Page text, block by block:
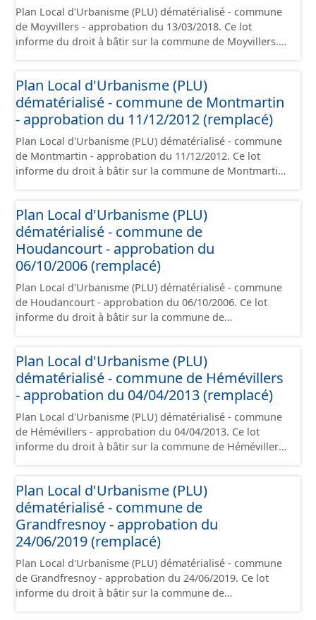
Plan Local d'Urbanisme (PLU) dématérialisé - commune
de Moyvillers - approbation du 13/03/2018. Ce lot
informe du droit à bâtir sur la commune de Moyvillers.
administratives, le rapport de présentation, le PADD, le
règlement (à l'exception des plans de zonages), les
annexes, les orientations d'aménagement et les données
géographiques. Malgré l'attention portée à la création
de ces données, il est rappelé que seuls les documents
papier font foi et sont opposables d'un point de vue
juridique.
Plan Local d'Urbanisme (PLU)
dématérialisé - commune de Montmartin
- approbation du 11/12/2012 (remplacé)
Plan Local d'Urbanisme (PLU) dématérialisé - commune
de Montmartin - approbation du 11/12/2012. Ce lot
informe du droit à bâtir sur la commune de Montmartin.
administratives, le rapport de présentation, le PADD, le
règlement (à l'exception des plans de zonages), les
annexes, les orientations d'aménagement et les données
géographiques. Malgré l'attention portée à la création
de ces données, il est rappelé que seuls les documents
papier font foi et sont opposables d'un point de vue
juridique.
Plan Local d'Urbanisme (PLU)
dématérialisé - commune de
Houdancourt - approbation du
06/10/2006 (remplacé)
Plan Local d'Urbanisme (PLU) dématérialisé - commune
de Houdancourt - approbation du 06/10/2006. Ce lot
informe du droit à bâtir sur la commune de
contient les pièces administratives, le rapport de
présentation, le PADD, le règlement (à l'exception des
plans de zonages), les annexes, les orientations
d'aménagement et les données géographiques. Malgré
l'attention portée à la création de ces données, il est
rappelé que seuls les documents papier font foi et sont
opposables d'un point de vue juridique.
Plan Local d'Urbanisme (PLU)
dématérialisé - commune de Hémévillers
- approbation du 04/04/2013 (remplacé)
Plan Local d'Urbanisme (PLU) dématérialisé - commune
de Hémévillers - approbation du 04/04/2013. Ce lot
informe du droit à bâtir sur la commune de Hémévillers.
administratives, le rapport de présentation, le PADD, le
règlement (à l'exception des plans de zonages), les
annexes, les orientations d'aménagement et les données
géographiques. Malgré l'attention portée à la création
de ces données, il est rappelé que seuls les documents
papier font foi et sont opposables d'un point de vue
juridique.
Plan Local d'Urbanisme (PLU)
dématérialisé - commune de
Grandfresnoy - approbation du
24/06/2019 (remplacé)
Plan Local d'Urbanisme (PLU) dématérialisé - commune
de Grandfresnoy - approbation du 24/06/2019. Ce lot
informe du droit à bâtir sur la commune de